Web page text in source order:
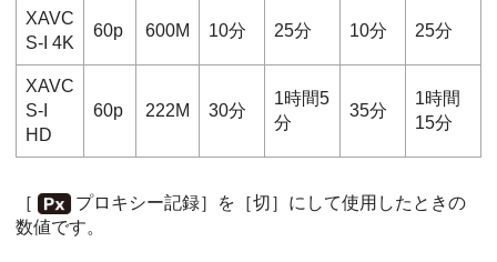
XAVC
S-I 4K
60p 600M 10分 25分 10分 25分
XAVC
S-I
HD
60p 222M 30分
1時間5
分
35分
1時間
15分
［ プロキシー記録］ を ［切］ にして使用したときの
数値です。